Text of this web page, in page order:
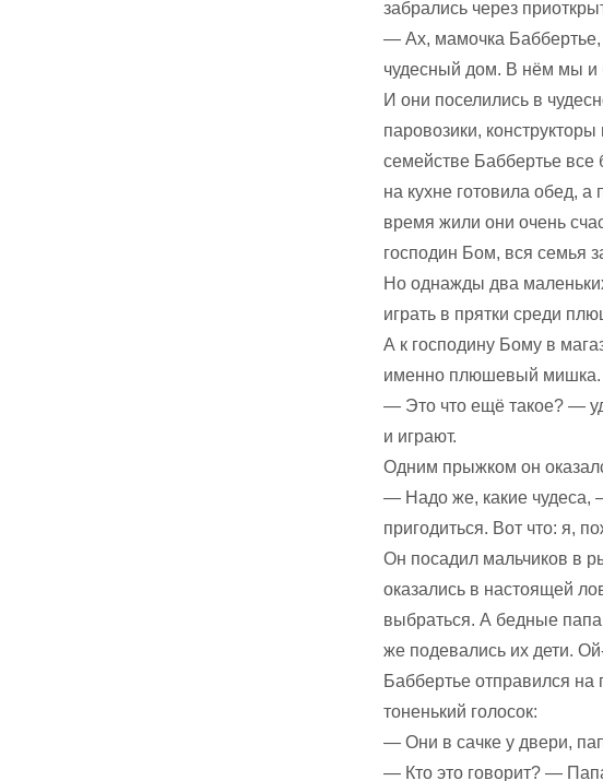
забрались через
— Ах, мамочка Баббертье,
чудесный дом. В нём мы и
И они поселились в
паровозики,
семействе Баббертье
на кухне готовила обед,
время жили они очень
господин Бом, вся семья
Но однажды два
играть в прятки среди
А к господину Бому в
именно плюшевый мишка.
— Это что ещё такое? —
и играют.
Одним прыжком он
— Надо же, какие чудеса,
пригодиться. Вот что: я,
Он посадил мальчиков в
оказались в настоящей
выбраться. А бедные
же подевались их дети.
Баббертье отправился
тоненький голосок:
— Они в сачке у двери,
— Кто это говорит? —